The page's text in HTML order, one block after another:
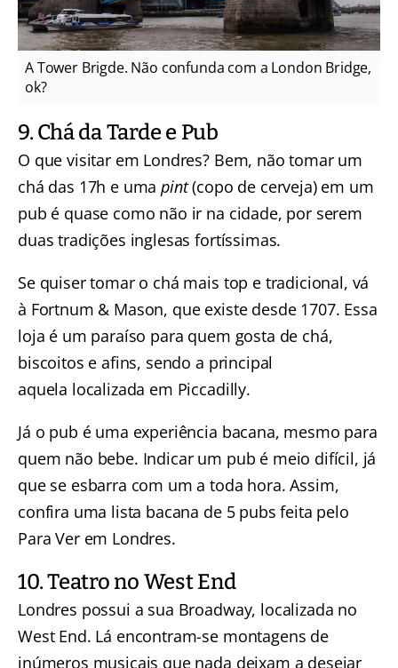
A Tower Brigde. Não confunda com a London Bridge,
ok?
9. Chá da Tarde e Pub
O que visitar em Londres? Bem, não tomar um
chá das 17h e umapint(copo de cerveja) em um
pub é quase como não ir na cidade, por serem
duas tradições inglesas fortíssimas.
Se quiser tomar o chá mais top e tradicional, vá
à Fortnum & Mason, que existe desde 1707. Essa
loja é um paraíso para quem gosta de chá,
biscoitos e afins, sendo a principal
aquela localizada em Piccadilly.
Já o pub é uma experiência bacana, mesmo para
quem não bebe. Indicar um pub é meio difícil, já
que se esbarra com um a toda hora. Assim,
confira uma lista bacana de 5 pubs feita pelo
Para Ver em Londres.
10. Teatro no West End
Londres possui a sua Broadway, localizada no
West End. Lá encontram-se montagens de
inúmeros musicais que nada deixam a desejar